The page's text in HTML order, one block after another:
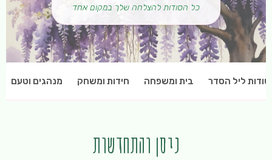
כל הסודות להצלחה שלך במקום אחד
סודות ליל הסדר בית ומשפחה חידות ומשחק מנהגים וטעם
ניסן והתחדשות